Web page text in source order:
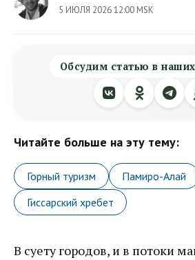
5 ИЮЛЯ 2026 12:00 MSK
Обсудим статью в
Читайте больше на эту тему:
Горный туризм Памиро-Алай
Гиссарский хребет
В суету городов, и в потоки